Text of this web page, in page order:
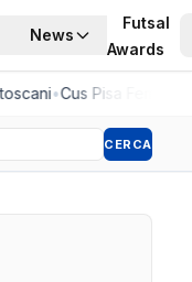
News
Futsal
Awards
•Cus Pisa
CERCA